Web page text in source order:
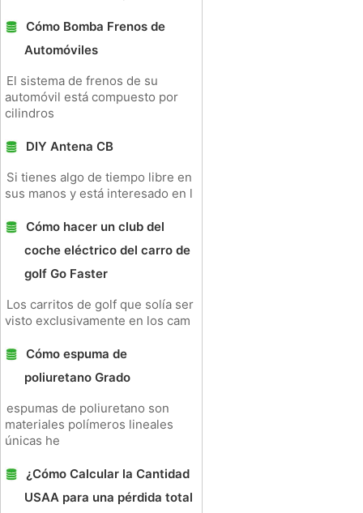
Cómo Bomba Frenos de
Automóviles
El sistema de frenos de su
automóvil está compuesto por
cilindros
DIY Antena CB
Si tienes algo de tiempo libre en
sus manos y está interesado en l
Cómo hacer un club del
coche eléctrico del carro de
golf Go Faster
Los carritos de golf que solía ser
visto exclusivamente en los cam
Cómo espuma de
poliuretano Grado
espumas de poliuretano son
materiales polímeros lineales
únicas he
¿Cómo Calcular la Cantidad
USAA para una pérdida total